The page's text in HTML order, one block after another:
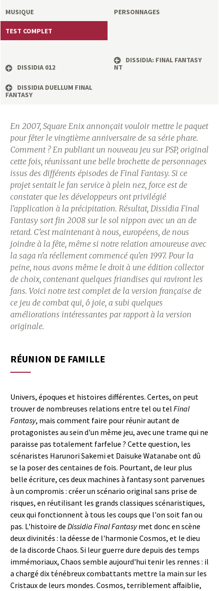
s
R
En 2007, Square Enix annonçait vouloir mettre le paquet
pour fêter le vingtième anniversaire de sa série phare.
Comment ? En publiant un nouveau jeu sur PSP, original
cette fois, réunissant une belle brochette de personnages
issus des différents épisodes de Final Fantasy. Si ce
projet sentait le fan service à plein nez, force est de
constater que les développeurs ont privilégié
l'application à la précipitation. Résultat, Dissidia Final
Fantasy sort fin 2008 sur le sol nippon avec un an de
retard. C'est maintenant à nous, européens, de nous
joindre à la fête, même si notre relation amoureuse avec
la saga n'a réellement commencé qu'en 1997. Pour la
peine, nous avons même le droit à une édition collector
de choix, contenant quelques friandises qui raviront les
fans. Voici notre test complet de la version française de
ce jeu de combat qui, ô joie, a subi quelques
améliorations intéressantes par rapport à la version
originale.
RÉUNION DE FAMILLE
Univers, époques et histoires différentes. Certes, on peut
trouver de nombreuses relations entre tel ou tel Final
Fantasy, mais comment faire pour réunir autant de
protagonistes au sein d'un même jeu, avec une trame qui ne
paraisse pas totalement farfelue ? Cette question, les
scénaristes Harunori Sakemi et Daisuke Watanabe ont dû
se la poser des centaines de fois. Pourtant, de leur plus
belle écriture, ces deux machines à fantasy sont parvenues
à un compromis : créer un scénario original sans prise de
risques, en réutilisant les grands classiques scénaristiques,
ceux qui fonctionnent à tous les coups que l'on soit fan ou
pas. L'histoire de Dissidia Final Fantasymet donc en scène
deux divinités : la déesse de l'harmonie Cosmos, et le dieu
de la discorde Chaos. Si leur guerre dure depuis des temps
immémoriaux, Chaos semble aujourd'hui tenir les rennes : il
a chargé dix ténébreux combattants mettre la main sur les
Cristaux de leurs mondes. Cosmos, terriblement affaiblie,
MUSIQUE PERSONNAGES
TEST COMPLET
DISSIDIA 012
DISSIDIA: FINAL FANTASY
NT
DISSIDIA DUELLUM FINAL
FANTASY